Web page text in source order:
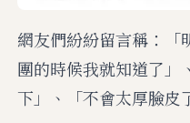
網友們紛紛留言稱：「
團的時候我就知道了」
下」、「不會太厚臉皮